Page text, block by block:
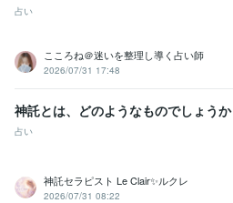
占い
こころね＠迷いを整理し導く占い師
2026/07/31 17:48
神託とは、どのようなものでしょうか
占い
神託セラピスト Le Clair✨ルクレ
2026/07/31 08:22